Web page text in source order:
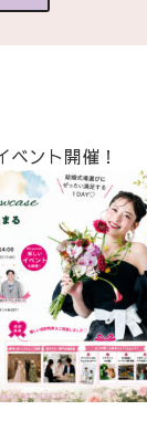
ント開催！